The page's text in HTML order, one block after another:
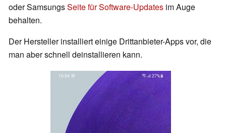
oder SamsungsSeite für Software-Updates im Auge
behalten.
Der Hersteller installiert einige Drittanbieter-Apps vor, die
man aber schnell deinstallieren kann.